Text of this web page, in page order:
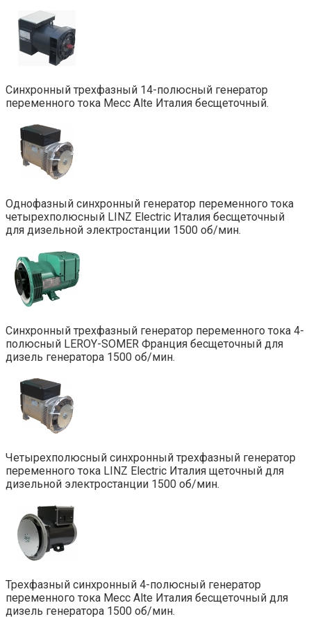
Синхронный трехфазный 14-полюсный генератор
переменного тока Mecc Alte Италия бесщеточный.
Однофазный синхронный генератор переменного тока
четырехполюсный LINZ Electric Италия бесщеточный
для дизельной электростанции 1500 об/мин.
Синхронный трехфазный генератор переменного тока 4-
полюсный LEROY-SOMER Франция бесщеточный для
дизель генератора 1500 об/мин.
Четырехполюсный синхронный трехфазный генератор
переменного тока LINZ Electric Италия щеточный для
дизельной электростанции 1500 об/мин.
Трехфазный синхронный 4-полюсный генератор
переменного тока Mecc Alte Италия бесщеточный для
дизель генератора 1500 об/мин.